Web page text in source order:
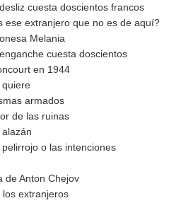
cuesta doscientos francos
extranjero que no es de aquí?
Melania
cuesta doscientos
en 1944
armados
de las ruinas
o las intenciones
Anton Chejov
extranjeros